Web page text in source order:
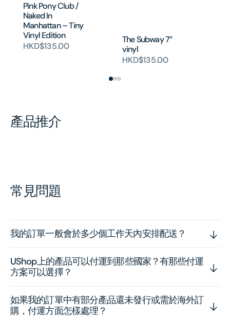
Pink Pony Club /
Naked In
Manhattan – Tiny
Vinyl Edition
HKD$135.00
The Subway 7”
vinyl
HKD$135.00
產品推介
常見問題
我的訂單一般會於多少個工作天內安排配送？
UShop上的產品可以付運到那些國家？有那些付運
方案可以選擇？
如果我的訂單中有部分產品還未發行或需於海外訂
購，付運方面怎樣處理？